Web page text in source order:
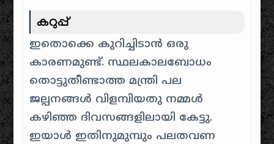
കറുപ്പ്
ഇതൊക്കെ കുറിച്ചിടാൻ ഒരു
കാരണമുണ്ട്. സ്ഥലകാലബോധം
തൊട്ടുതീണ്ടാത്ത മന്ത്രി പല
ജല്പനങ്ങൾ വിളമ്പിയതു നമ്മൾ
കഴിഞ്ഞ ദിവസങ്ങളിലായി കേട്ടു.
ഇയാൾ ഇതിനുമുമ്പും പലതവണ